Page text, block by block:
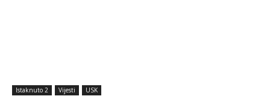
Istaknuto 2 Vijesti USK